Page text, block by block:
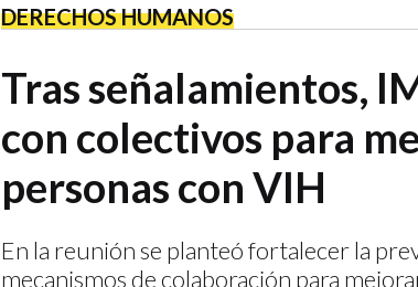
DERECHOS HUMANOS
Tras señalamientos,
con colectivos para
personas con VIH
En la reunión se planteó fortalecer la
mecanismos de colaboración para